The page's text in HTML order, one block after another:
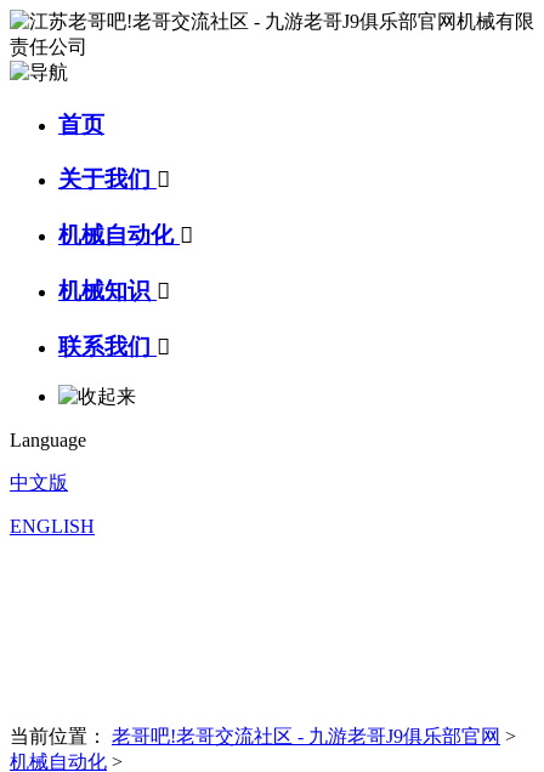
首页
关于我们 
机械自动化 
机械知识 
联系我们 
Language
中文版
ENGLISH
当前位置： 老哥吧!老哥交流社区 - 九游老哥J9俱乐部官网 >
机械自动化 >